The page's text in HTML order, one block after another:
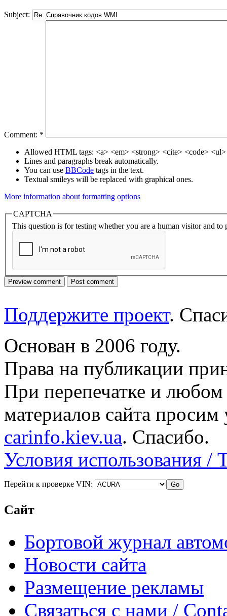
Subject:
Comment: *
Allowed HTML tags: <a> <em> <strong> <cite> <code>
Lines and paragraphs break automatically.
You can use BBCode tags in the text.
Textual smileys will be replaced with graphical ones.
More information about formatting options
CAPTCHA
This question is for testing whether you are a human visitor and to
Поддержите проект.
Основан в 2006 году.
Права на публикации
При перепечатке и
материалов сайта просим
carinfo.kiev.ua. Спасибо.
Условия использования /
Перейти к проверке VIN:
Сайт
Бортовой журнал
Новости сайта
Размещение рекламы
Связаться с нами /